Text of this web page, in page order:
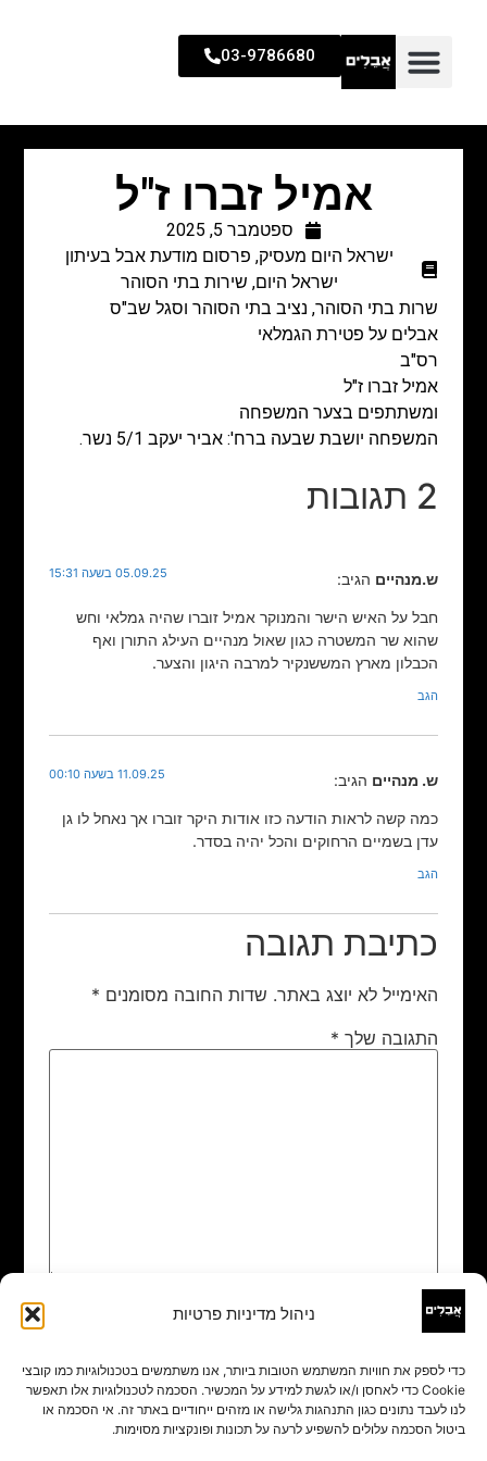
ניהול מדיניות פרטיות
כדי לספק את חוויות המשתמש הטובות ביותר, אנו משתמשים בטכנולוגיות כמו קובצי
Cookie כדי לאחסן ו/או לגשת למידע על המכשיר. הסכמה לטכנולוגיות אלו תאפשר
לנו לעבד נתונים כגון התנהגות גלישה או מזהים ייחודיים באתר זה. אי הסכמה או
ביטול הסכמה עלולים להשפיע לרעה על תכונות ופונקציות מסוימות.
03-9786680
אמיל זברו ז"ל
ספטמבר 5, 2025
ישראל היום מעסיק, פרסום מודעת אבל בעיתון
ישראל היום, שירות בתי הסוהר
שרות בתי הסוהר, נציב בתי הסוהר וסגל שב"ס
אבלים על פטירת הגמלאי
רס"ב
אמיל זברו ז"ל
ומשתתפים בצער המשפחה
המשפחה יושבת שבעה ברח': אביר יעקב 5/1 נשר.
2 תגובות
ש.מנהיים הגיב: 05.09.25 בשעה 15:31
חבל על האיש הישר והמנוקר אמיל זוברו שהיה גמלאי וחש
שהוא שר המשטרה כגון שאול מנהיים העילג התורן ואף
הכבלון מארץ המששנקיר למרבה היגון והצער.
הגב
ש. מנהיים הגיב: 11.09.25 בשעה 00:10
כמה קשה לראות הודעה כזו אודות היקר זוברו אך נאחל לו גן
עדן בשמיים הרחוקים והכל יהיה בסדר.
הגב
כתיבת תגובה
האימייל לא יוצג באתר. שדות החובה מסומנים *
התגובה שלך *
שם
אימייל*